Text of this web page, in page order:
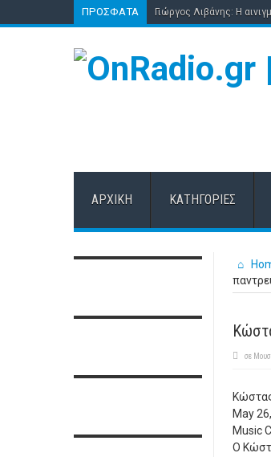
ΠΡΌΣΦΑΤΑ Γιώργος Λιβάνης: Η
ΑΡΧΙΚΉ ΚΑΤΗΓΟΡΊΕΣ
σε
May
Music
Ο